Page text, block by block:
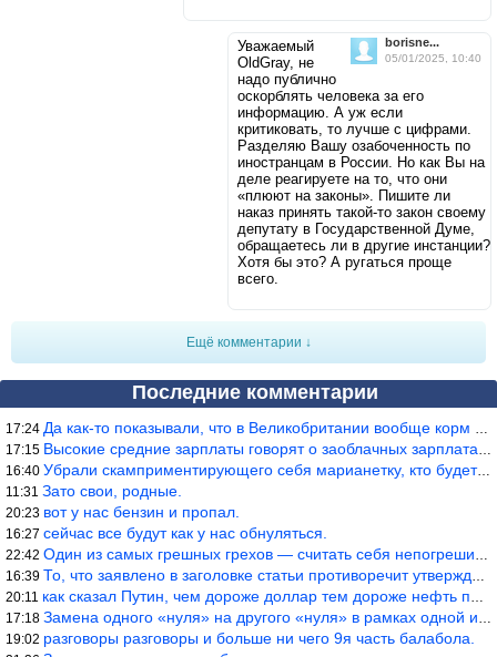
borisne...
05/01/2025, 10:40
Уважаемый
OldGray, не
надо публично
оскорблять человека за его
информацию. А уж если
критиковать, то лучше с цифрами.
Разделяю Вашу озабоченность по
иностранцам в России. Но как Вы на
деле реагируете на то, что они
«плюют на законы». Пишите ли
наказ принять такой-то закон своему
депутату в Государственной Думе,
обращаетесь ли в другие инстанции?
Хотя бы это? А ругаться проще
всего.
Ещё комментарии ↓
Последние комментарии
17:24 Да как-то показывали, что в Великобритании вообще корм для живот
17:15 Высокие средние зарплаты говорят о заоблачных зарплатах определё
16:40 Убрали скамприментирующего себя марианетку, кто будет следующим…
11:31 Зато свои, родные.
20:23 вот у нас бензин и пропал.
16:27 сейчас все будут как у нас обнуляться.
22:42 Один из самых грешных грехов — считать себя непогрешимым.
16:39 То, что заявлено в заголовке статьи противоречит утверждению &qu
20:11 как сказал Путин, чем дороже доллар тем дороже нефть продадим.
17:18 Замена одного «нуля» на другого «нуля» в рамках одной и той же с
19:02 разговоры разговоры и больше ни чего 9я часть балабола.